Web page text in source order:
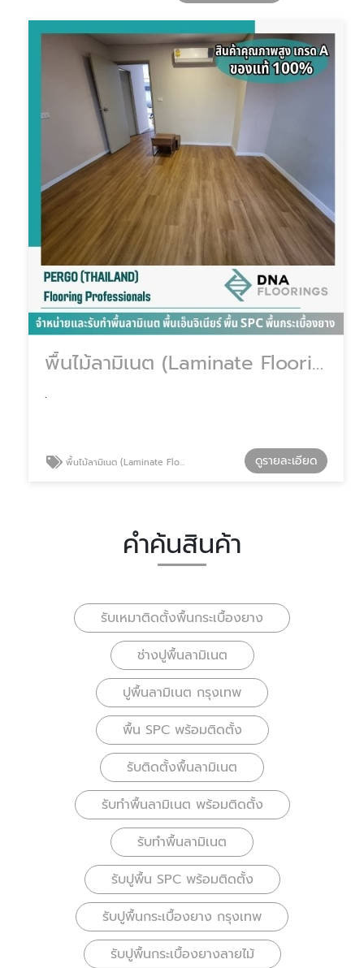
พื้นไม้ลามิเนต (Laminate Flooring)
.
พื้นไม้ลามิเนต (Laminate Flooring) ดูรายละเอียด
คำค้นสินค้า
รับเหมาติดตั้งพื้นกระเบื้องยาง
ช่างปูพื้นลามิเนต
ปูพื้นลามิเนต กรุงเทพ
พื้น SPC พร้อมติดตั้ง
รับติดตั้งพื้นลามิเนต
รับทำพื้นลามิเนต พร้อมติดตั้ง
รับทำพื้นลามิเนต
รับปูพื้น SPC พร้อมติดตั้ง
รับปูพื้นกระเบื้องยาง กรุงเทพ
รับปูพื้นกระเบื้องยางลายไม้